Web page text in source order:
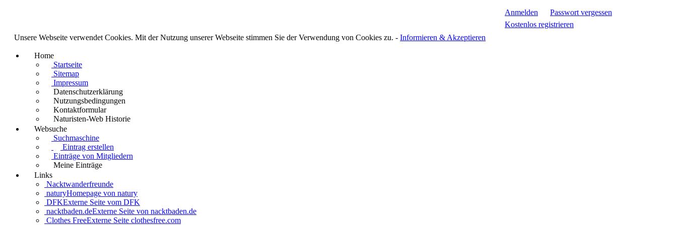
Anmelden
Passwort vergessen
Kostenlos registrieren
Unsere Webseite verwendet Cookies. Mit der Nutzung unserer Webseite stimmen Sie der Verwendung von Cookies zu. - Informieren & Akzeptieren
Home
Startseite
Sitemap
Impressum
Datenschutzerklärung
Nutzungsbedingungen
Kontaktformular
Naturisten-Web Historie
Websuche
Suchmaschine
Eintrag erstellen
Einträge von Mitgliedern
Meine Einträge
Links
Nacktwanderfreunde
naturyHomepage von natury
DFKExterne Seite vom DFK
nacktbaden.deExterne Seite von nacktbaden.de
Clothes FreeExterne Seite clothesfree.com